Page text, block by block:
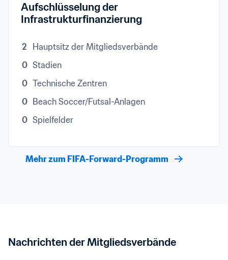
Aufschlüsselung der
Infrastrukturfinanzierung
2
Hauptsitz der Mitgliedsverbände
0 Stadien
0 Technische Zentren
0
Beach Soccer/Futsal-Anlagen
0 Spielfelder
Mehr zum FIFA-Forward-Programm
Nachrichten der Mitgliedsverbände